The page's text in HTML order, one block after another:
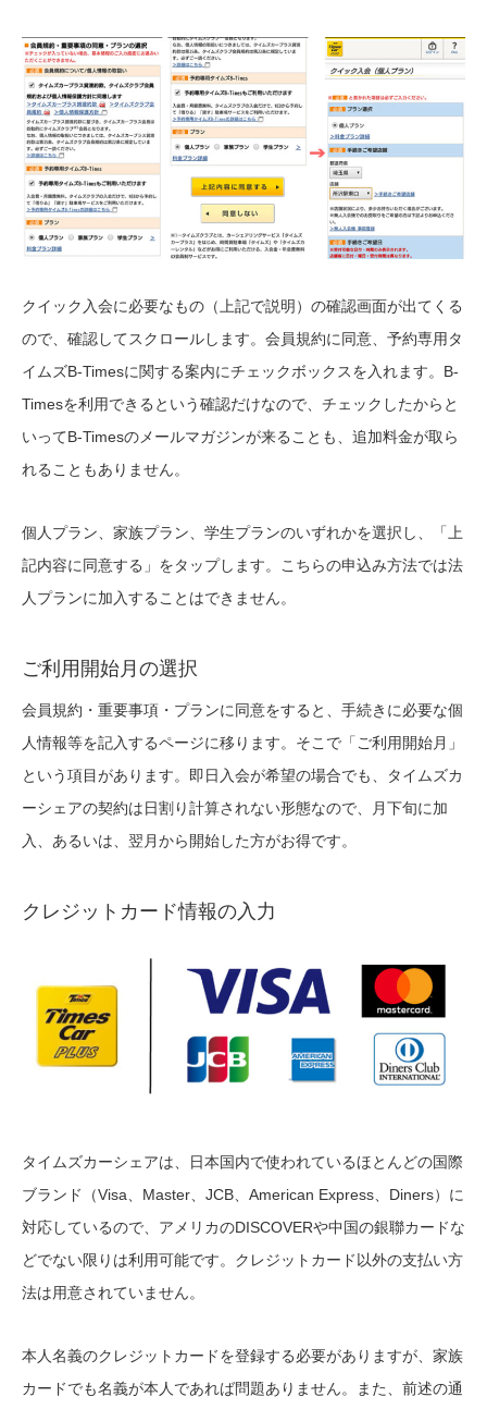
クイック入会に必要なもの（上記で説明）の確認画面が出てくる
ので、確認してスクロールします。会員規約に同意、予約専用タ
イムズB-Timesに関する案内にチェックボックスを入れます。B-
Timesを利用できるという確認だけなので、チェックしたからと
いってB-Timesのメールマガジンが来ることも、追加料金が取ら
れることもありません。
個人プラン、家族プラン、学生プランのいずれかを選択し、「上
記内容に同意する」をタップします。こちらの申込み方法では法
人プランに加入することはできません。
ご利用開始月の選択
会員規約・重要事項・プランに同意をすると、手続きに必要な個
人情報等を記入するページに移ります。そこで「ご利用開始月」
という項目があります。即日入会が希望の場合でも、タイムズカ
ーシェアの契約は日割り計算されない形態なので、月下旬に加
入、あるいは、翌月から開始した方がお得です。
クレジットカード情報の入力
タイムズカーシェアは、日本国内で使われているほとんどの国際
ブランド（Visa、Master、JCB、American Express、Diners）に
対応しているので、アメリカのDISCOVERや中国の銀聯カードな
どでない限りは利用可能です。クレジットカード以外の支払い方
法は用意されていません。
本人名義のクレジットカードを登録する必要がありますが、家族
カードでも名義が本人であれば問題ありません。また、前述の通